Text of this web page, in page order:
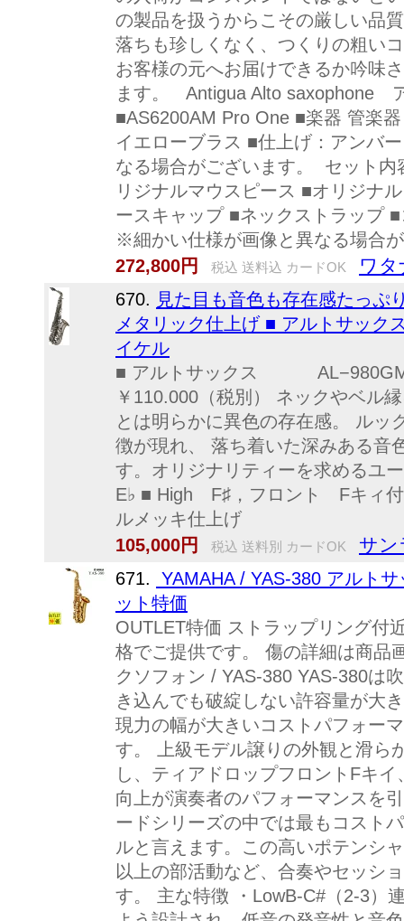
の製品を扱うからこその厳しい品
落ちも珍しくなく、つくりの粗い
お客様の元へお届けできるか吟味
ます。 Antigua Alto saxophone
■AS6200AM Pro One ■楽器 管楽
イエローブラス ■仕上げ：アンバ
なる場合がございます。 セット
リジナルマウスピース ■オリジナ
ースキャップ ■ネックストラップ
※細かい仕様が画像と異なる場合
272,800円
税込 送料込 カードOK ワタ
670. 見た目も音色も存在感たっぷ
メタリック仕上げ ■ アルトサ
イケル
■ アルトサックス
￥110.000（税別） ネックやベル
とは明らかに異色の存在感。 ルッ
徴が現れ、 落ち着いた深みある音
す。オリジナリティーを求めるユ
E♭ ■ High F♯，フロント Fキィ
ルメッキ仕上げ
105,000円
税込 送料別 カードOK サン
671.
YAMAHA / YAS-380 アルト
ット特価
OUTLET特価 ストラップリング付
格でご提供です。 傷の詳細は商品
クソフォン / YAS-380 YAS-380は
き込んでも破綻しない許容量が大
現力の幅が大きいコストパフォー
す。 上級モデル譲りの外観と滑ら
し、ティアドロップフロントFキ
向上が演奏者のパフォーマンスを
ードシリーズの中では最もコスト
ルと言えます。この高いポテンシ
以上の部活動など、合奏やセッシ
す。 主な特徴 ・LowB-C#（2-3）